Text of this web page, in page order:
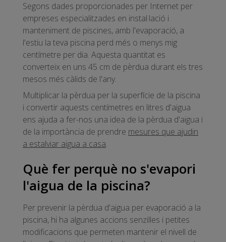
Segons dades proporcionades per Internet per
empreses especialitzades en instal·lació i
manteniment de piscines, amb l'evaporació, a
l'estiu la teva piscina perd més o menys mig
centímetre per dia. Aquesta quantitat es
converteix en uns 45 cm de pèrdua durant els tres
mesos més càlids de l'any.
Multiplicar la pèrdua per la superfície de la piscina
i convertir aquests centímetres en litres d'aigua
ens ajuda a fer-nos una idea de la pèrdua d'aigua i
de la importància de prendre mesures que ajudin
a estalviar aigua a casa.
Què fer perquè no s'evapori
l'aigua de la piscina?
Per prevenir la pèrdua d'aigua per evaporació a la
piscina, hi ha algunes accions senzilles i petites
modificacions que permeten mantenir el nivell de